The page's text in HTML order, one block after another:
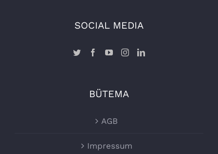
SOCIAL MEDIA
BÜTEMA
AGB
Impressum